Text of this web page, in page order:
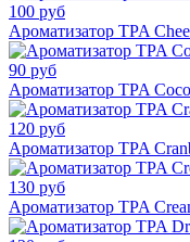
100 руб
Ароматизатор TPA
90 руб
Ароматизатор TPA
120 руб
Ароматизатор TPA
130 руб
Ароматизатор TPA